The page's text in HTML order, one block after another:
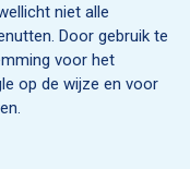
niet alle
Door gebruik te
voor het
op de wijze en voor